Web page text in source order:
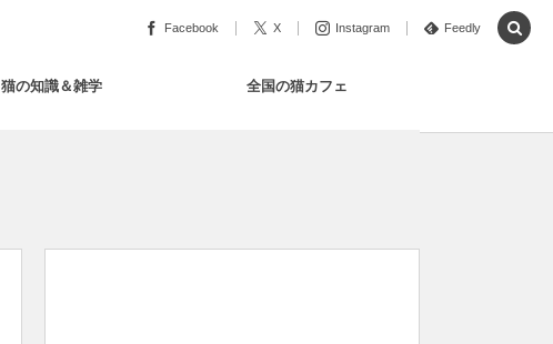
Facebook X Instagram Feedly
猫の知識＆雑学 全国の猫カフェ